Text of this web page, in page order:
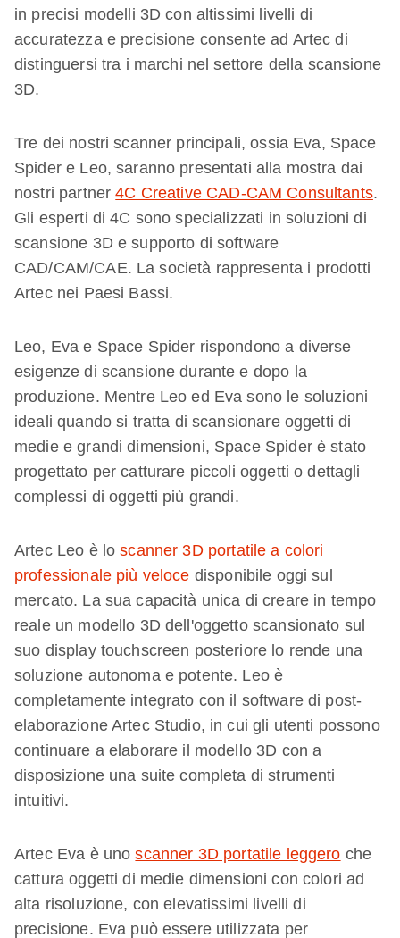
in precisi modelli 3D con altissimi livelli di
accuratezza e precisione consente ad Artec di
distinguersi tra i marchi nel settore della scansione
3D.
Tre dei nostri scanner principali, ossia Eva, Space
Spider e Leo, saranno presentati alla mostra dai
nostri partner4C Creative CAD-CAM Consultants.
Gli esperti di 4C sono specializzati in soluzioni di
scansione 3D e supporto di software
CAD/CAM/CAE. La società rappresenta i prodotti
Artec nei Paesi Bassi.
Leo, Eva e Space Spider rispondono a diverse
esigenze di scansione durante e dopo la
produzione. Mentre Leo ed Eva sono le soluzioni
ideali quando si tratta di scansionare oggetti di
medie e grandi dimensioni, Space Spider è stato
progettato per catturare piccoli oggetti o dettagli
complessi di oggetti più grandi.
Artec Leo è loscanner 3D portatile a colori
professionale più veloce disponibile oggi sul
mercato. La sua capacità unica di creare in tempo
reale un modello 3D dell'oggetto scansionato sul
suo display touchscreen posteriore lo rende una
soluzione autonoma e potente. Leo è
completamente integrato con il software di post-
elaborazione Artec Studio, in cui gli utenti possono
continuare a elaborare il modello 3D con a
disposizione una suite completa di strumenti
intuitivi.
Artec Eva è unoscanner 3D portatile leggero che
cattura oggetti di medie dimensioni con colori ad
alta risoluzione, con elevatissimi livelli di
precisione. Eva può essere utilizzata per